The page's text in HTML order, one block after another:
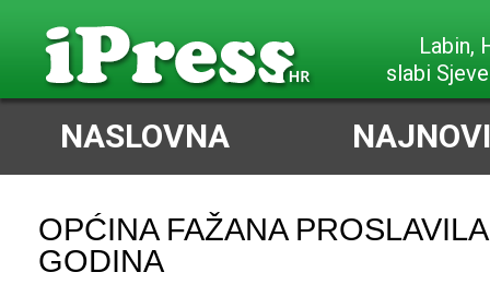
vrlo slab
NASLOVNA
OPĆINA FAŽANA
GODINA